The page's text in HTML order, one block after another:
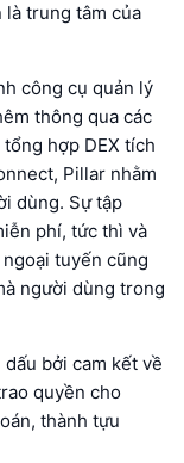
là trung tâm của
công cụ quản lý
thông qua các
hợp DEX tích
Pillar nhằm
dùng. Sự tập
phí, tức thì và
tuyến cũng
người dùng trong
bởi cam kết về
quyền cho
thành tựu